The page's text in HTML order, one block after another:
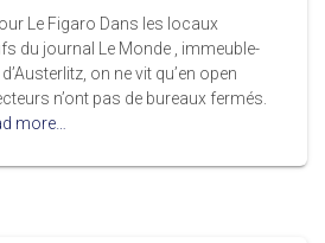
Le Figaro Dans les locaux
du journal Le Monde , immeuble-
on ne vit qu’en open
n’ont pas de bureaux fermés.
more…